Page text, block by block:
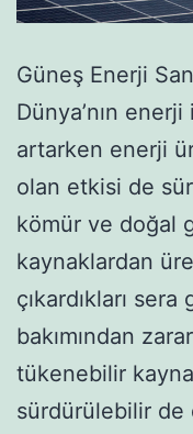
Güneş Enerji
Dünya’nın
artarken enerji
olan etkisi de
kömür ve doğal
kaynaklardan
çıkardıkları sera
bakımından
tükenebilir
sürdürülebilir de